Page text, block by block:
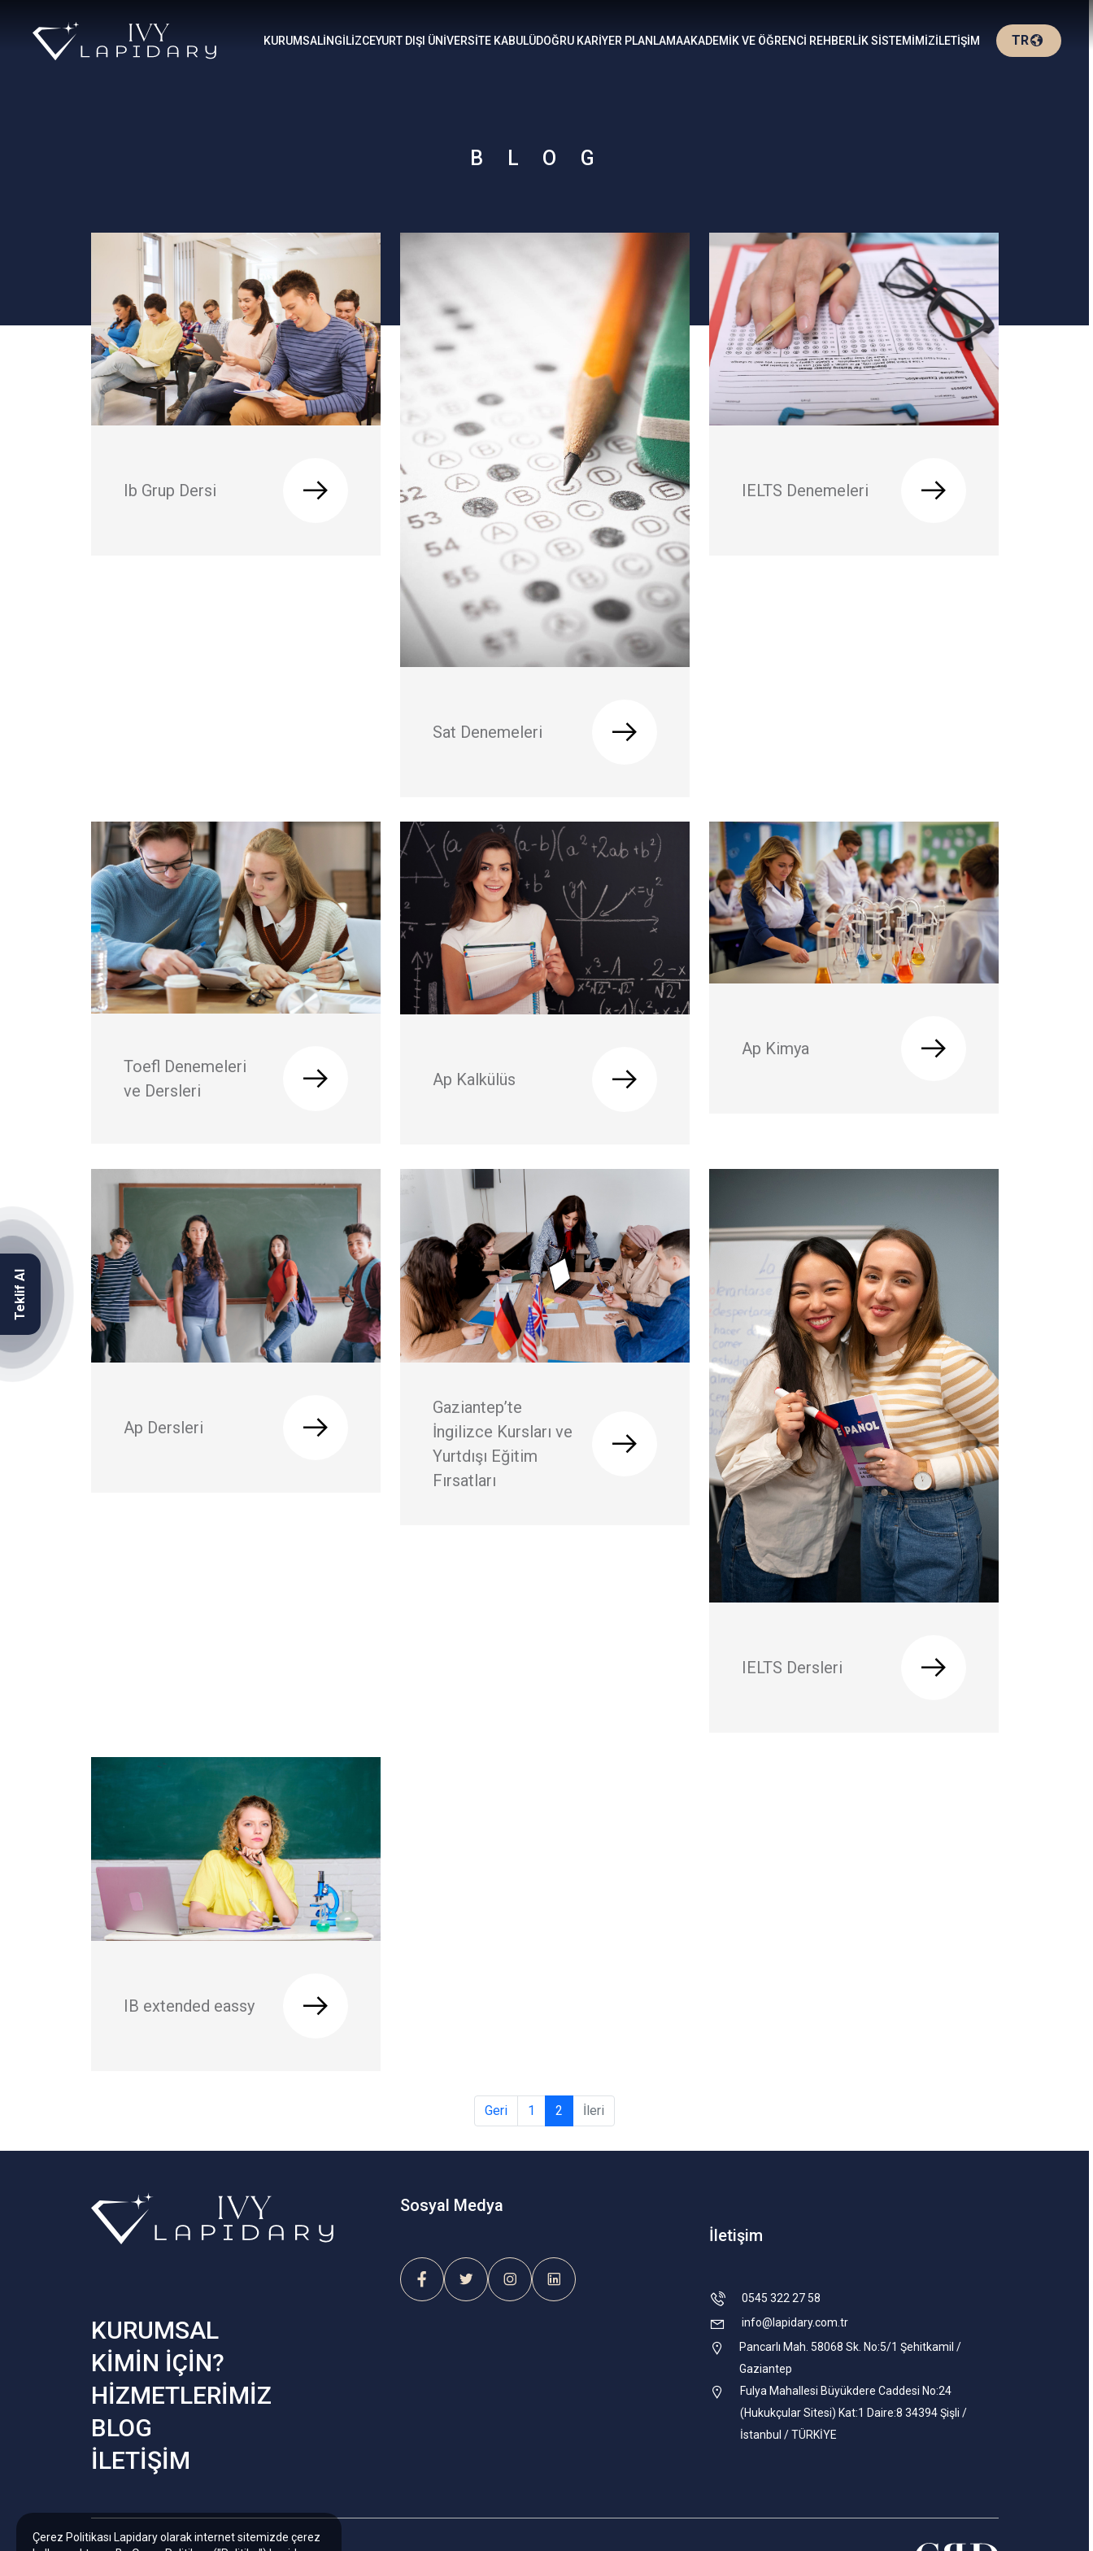
KURUMSALİNGİLİZCEYURT DIŞI ÜNİVERSİTE KABULÜDOĞRU KARİYER PLANLAMAAKADEMİK VE ÖĞRENCİ REHBERLİK SİSTEMİMİZİLETİŞİM TR
BLOG
Ib Grup Dersi
Sat Denemeleri
IELTS Denemeleri
Toefl Denemeleri
ve Dersleri
Ap Kalkülüs
Ap Kimya
Ap Dersleri
Gaziantep’te
İngilizce Kursları ve
Yurtdışı Eğitim
Fırsatları
IELTS Dersleri
IB extended eassy
Geri 1 2 İleri
KURUMSAL
KİMİN İÇİN?
HİZMETLERİMİZ
BLOG
İLETİŞİM
Sosyal Medya
İletişim
0545 322 27 58
info@lapidary.com.tr
Pancarlı Mah. 58068 Sk. No:5/1 Şehitkamil /
Gaziantep
Fulya Mahallesi Büyükdere Caddesi No:24
(Hukukçular Sitesi) Kat:1 Daire:8 34394 Şişli /
İstanbul / TÜRKİYE
Teklif Al
Çerez Politikası Lapidary olarak internet sitemizde çerez